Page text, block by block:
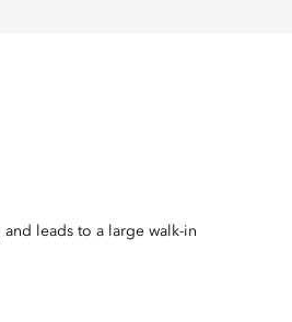
leads to a large walk-in